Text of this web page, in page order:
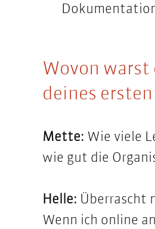
Wovon
deines
Mette: Wie viele
wie gut die
Helle: Überrascht
Wenn ich online